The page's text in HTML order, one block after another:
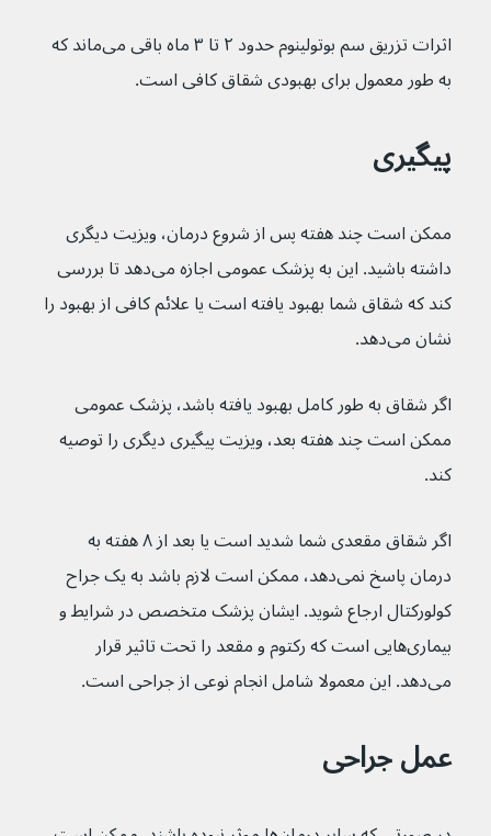
اثرات تزریق سم بوتولینوم حدود ۲ تا ۳ ماه باقی می‌ماند که
به طور معمول برای بهبودی شقاق کافی است.
پیگیری
ممکن است چند هفته پس از شروع درمان، ویزیت دیگری
داشته باشید. این به پزشک عمومی اجازه می‌دهد تا بررسی
کند که شقاق شما بهبود یافته است یا علائم کافی از بهبود را
نشان می‌دهد.
اگر شقاق به طور کامل بهبود یافته باشد، پزشک عمومی
ممکن است چند هفته بعد، ویزیت پیگیری دیگری را توصیه
کند.
اگر شقاق مقعدی شما شدید است یا بعد از ۸ هفته به
درمان پاسخ نمی‌دهد، ممکن است لازم باشد به یک جراح
کولورکتال ارجاع شوید. ایشان پزشک متخصص در شرایط و
بیماری‌هایی است که رکتوم و مقعد را تحت تاثیر قرار
می‌دهد. این معمولا شامل انجام نوعی از جراحی است.
عمل جراحی